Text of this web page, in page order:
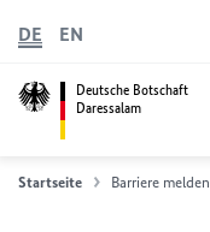
Deutsche Botschaft
Daressalam
DE EN
Startseite Barriere melden